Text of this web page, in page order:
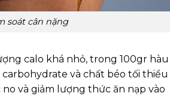
soát cân nặng
calo khá nhỏ, trong 100gr hàu
và chất béo tối thiểu
và giảm lượng thức ăn nạp vào